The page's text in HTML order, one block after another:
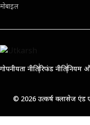
मोबाइल
गोपनीयता नीतिरिफंड नीतिनियम
© 2026 उत्कर्ष क्लासेज एंड